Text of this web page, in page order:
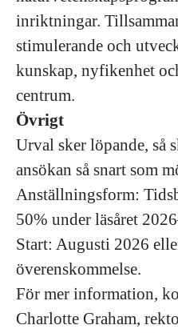
inriktningar.
stimulerande och
kunskap, nyfikenhet
centrum.
Övrigt
Urval sker löpande, så
ansökan så snart som
Anställningsform:
50% under läsåret
Start: Augusti 2026
överenskommelse.
För mer information,
Charlotte Graham,